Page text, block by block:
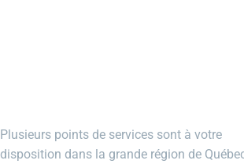
Plusieurs points de services sont à votre
disposition dans la grande région de